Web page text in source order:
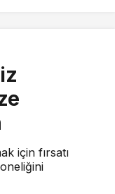
için fırsatı